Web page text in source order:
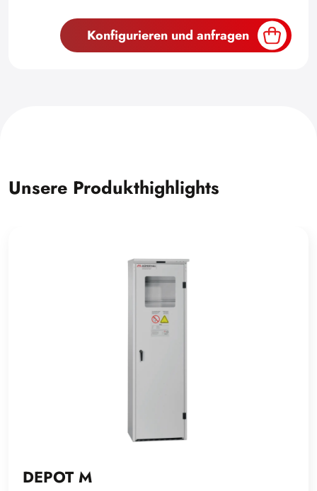
Konfigurieren und anfragen
Unsere Produkthighlights
DEPOT M